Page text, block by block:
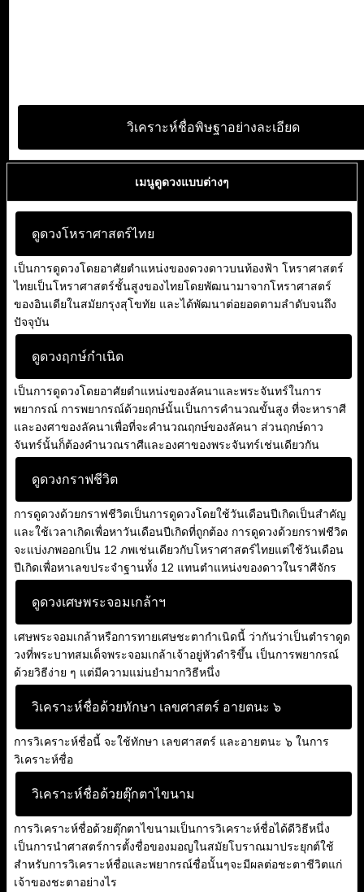
วิเคราะห์ชื่อพิษฐาอย่างละเอียด
เมนูดูดวงแบบต่างๆ
ดูดวงโหราศาสตร์ไทย
เป็นการดูดวงโดยอาศัยตำแหน่งของดวงดาวบนท้องฟ้า โหราศาสตร์
ไทยเป็นโหราศาสตร์ชั้นสูงของไทยโดยพัฒนามาจากโหราศาสตร์
ของอินเดียในสมัยกรุงสุโขทัย และได้พัฒนาต่อยอดตามลำดับจนถึง
ปัจจุบัน
ดูดวงฤกษ์กำเนิด
เป็นการดูดวงโดยอาศัยตำแหน่งของลัคนาและพระจันทร์ในการ
พยากรณ์ การพยากรณ์ด้วยฤกษ์นั้นเป็นการคำนวณขั้นสูง ที่จะหาราศี
และองศาของลัคนาเพื่อที่จะคำนวณฤกษ์ของลัคนา ส่วนฤกษ์ดาว
จันทร์นั้นก็ต้องคำนวณราศีและองศาของพระจันทร์เช่นเดียวกัน
ดูดวงกราฟชีวิต
การดูดวงด้วยกราฟชีวิตเป็นการดูดวงโดยใช้วันเดือนปีเกิดเป็นสำคัญ
และใช้เวลาเกิดเพื่อหาวันเดือนปีเกิดที่ถูกต้อง การดูดวงด้วยกราฟชีวิต
จะแบ่งภพออกเป็น 12 ภพเช่นเดียวกับโหราศาสตร์ไทยแต่ใช้วันเดือน
ปีเกิดเพื่อหาเลขประจำฐานทั้ง 12 แทนตำแหน่งของดาวในราศีจักร
ดูดวงเศษพระจอมเกล้าฯ
เศษพระจอมเกล้าหรือการทายเศษชะตากำเนิดนี้ ว่ากันว่าเป็นตำราดูด
วงที่พระบาทสมเด็จพระจอมเกล้าเจ้าอยู่หัวดำริขึ้น เป็นการพยากรณ์
ด้วยวิธีง่าย ๆ แต่มีความแม่นยำมากวิธีหนึ่ง
วิเคราะห์ชื่อด้วยทักษา เลขศาสตร์ อายตนะ ๖
การวิเคราะห์ชื่อนี้ จะใช้ทักษา เลขศาสตร์ และอายตนะ ๖ ในการ
วิเคราะห์ชื่อ
วิเคราะห์ชื่อด้วยตุ๊กตาไขนาม
การวิเคราะห์ชื่อด้วยตุ๊กตาไขนามเป็นการวิเคราะห์ชื่อได้ดีวิธีหนึ่ง
เป็นการนำศาสตร์การตั้งชื่อของมอญในสมัยโบราณมาประยุกต์ใช้
สำหรับการวิเคราะห์ชื่อและพยากรณ์ชื่อนั้นๆจะมีผลต่อชะตาชีวิตแก่
เจ้าของชะตาอย่างไร